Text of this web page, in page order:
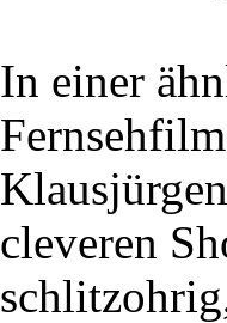
In einer
cleveren